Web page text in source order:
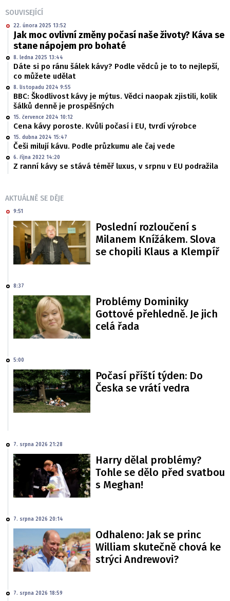
SOUVISEJÍCÍ
22. února 2025 13:52
Jak moc ovlivní změny počasí naše životy? Káva se
stane nápojem pro bohaté
8. ledna 2025 13:44
Dáte si po ránu šálek kávy? Podle vědců je to to nejlepší,
co můžete udělat
8. listopadu 2024 9:55
BBC: Škodlivost kávy je mýtus. Vědci naopak zjistili, kolik
šálků denně je prospěšných
15. července 2024 10:12
Cena kávy poroste. Kvůli počasí i EU, tvrdí výrobce
15. dubna 2024 15:47
Češi milují kávu. Podle průzkumu ale čaj vede
6. října 2022 14:20
Z ranní kávy se stává téměř luxus, v srpnu v EU podražila
AKTUÁLNĚ SE DĚJE
9:51
Poslední rozloučení s
Milanem Knížákem. Slova
se chopili Klaus a Klempíř
8:37
Problémy Dominiky
Gottové přehledně. Je jich
celá řada
5:00
Počasí příští týden: Do
Česka se vrátí vedra
7. srpna 2026 21:28
Harry dělal problémy?
Tohle se dělo před svatbou
s Meghan!
7. srpna 2026 20:14
Odhaleno: Jak se princ
William skutečně chová ke
strýci Andrewovi?
7. srpna 2026 18:59